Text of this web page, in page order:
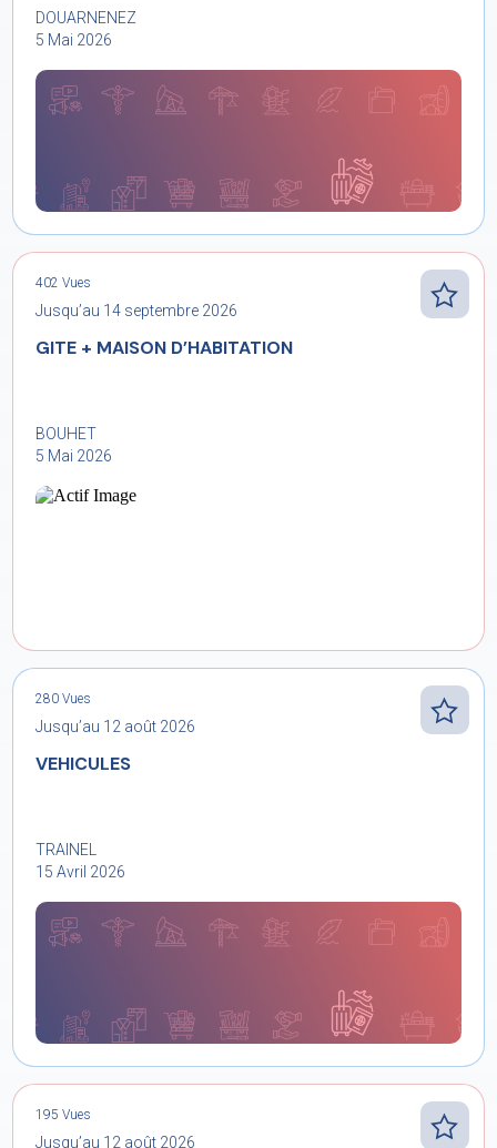
DOUARNENEZ
5 Mai 2026
402 Vues
Jusqu’au 14 septembre 2026
GITE + MAISON D’HABITATION
BOUHET
5 Mai 2026
280 Vues
Jusqu’au 12 août 2026
VEHICULES
TRAINEL
15 Avril 2026
195 Vues
Jusqu’au 12 août 2026